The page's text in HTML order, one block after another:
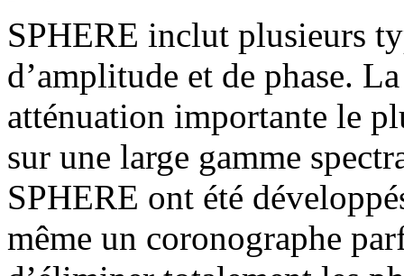
SPHERE inclut plusieurs
d’amplitude et de phase.
atténuation importante le
sur une large gamme
SPHERE ont été
même un coronographe